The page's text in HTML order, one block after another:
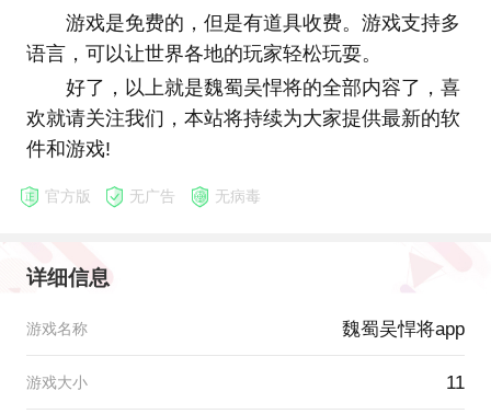
游戏是免费的，但是有道具收费。游戏支持多
语言，可以让世界各地的玩家轻松玩耍。
好了，以上就是魏蜀吴悍将的全部内容了，喜
欢就请关注我们，本站将持续为大家提供最新的软
件和游戏!
官方版 无广告 无病毒
详细信息
游戏名称 魏蜀吴悍将app
游戏大小 11